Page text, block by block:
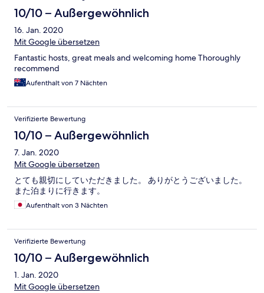
10/10 – Außergewöhnlich
16. Jan. 2020
Mit Google übersetzen
Fantastic hosts, great meals and welcoming home Thoroughly
recommend
Aufenthalt von 7 Nächten
Verifizierte Bewertung
10/10 – Außergewöhnlich
7. Jan. 2020
Mit Google übersetzen
とても親切にしていただきました。 ありがとうございました。
また泊まりに行きます。
Aufenthalt von 3 Nächten
Verifizierte Bewertung
10/10 – Außergewöhnlich
1. Jan. 2020
Mit Google übersetzen